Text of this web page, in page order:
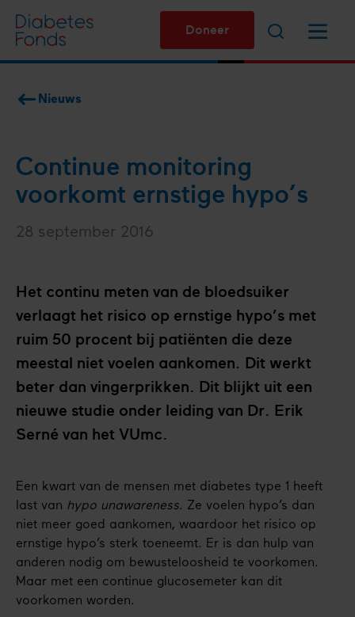
naar
de
gaan
Doneer
Nieuws
Continue monitoring
voorkomt ernstige hypo’s
28 september 2016
Het continu meten van de bloedsuiker
verlaagt het risico op ernstige hypo’s met
ruim 50 procent bij patiënten die deze
meestal niet voelen aankomen. Dit werkt
beter dan vingerprikken. Dit blijkt uit een
nieuwe studie onder leiding van Dr. Erik
Serné van het VUmc.
Een kwart van de mensen met diabetes type 1 heeft
last van hypo unawareness. Ze voelen hypo’s dan
niet meer goed aankomen, waardoor het risico op
ernstige hypo’s sterk toeneemt. Er is dan hulp van
anderen nodig om bewusteloosheid te voorkomen.
Maar met een continue glucosemeter kan dit
voorkomen worden.